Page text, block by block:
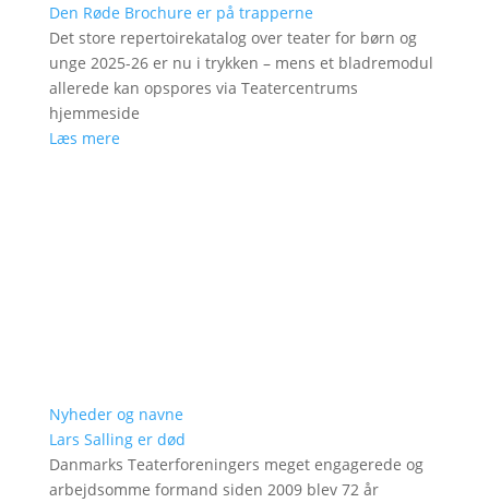
Den Røde Brochure er på trapperne
Det store repertoirekatalog over teater for børn og
unge 2025-26 er nu i trykken – mens et bladremodul
allerede kan opspores via Teatercentrums
hjemmeside
Læs mere
Nyheder og navne
Lars Salling er død
Danmarks Teaterforeningers meget engagerede og
arbejdsomme formand siden 2009 blev 72 år